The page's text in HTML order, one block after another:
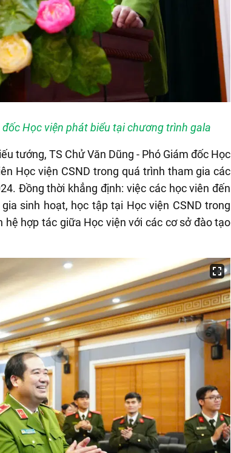
Học viện phát biểu tại chương trình gala
tướng, TS Chử Văn Dũng - Phó Giám đốc Học
Học viện CSND trong quá trình tham gia các
Đồng thời khẳng định: việc các học viên đến
sinh hoạt, học tập tại Học viện CSND trong
hợp tác giữa Học viện với các cơ sở đào tạo